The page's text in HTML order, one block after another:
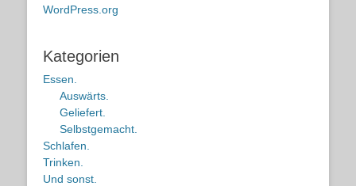
WordPress.org
Kategorien
Essen.
Auswärts.
Geliefert.
Selbstgemacht.
Schlafen.
Trinken.
Und sonst.